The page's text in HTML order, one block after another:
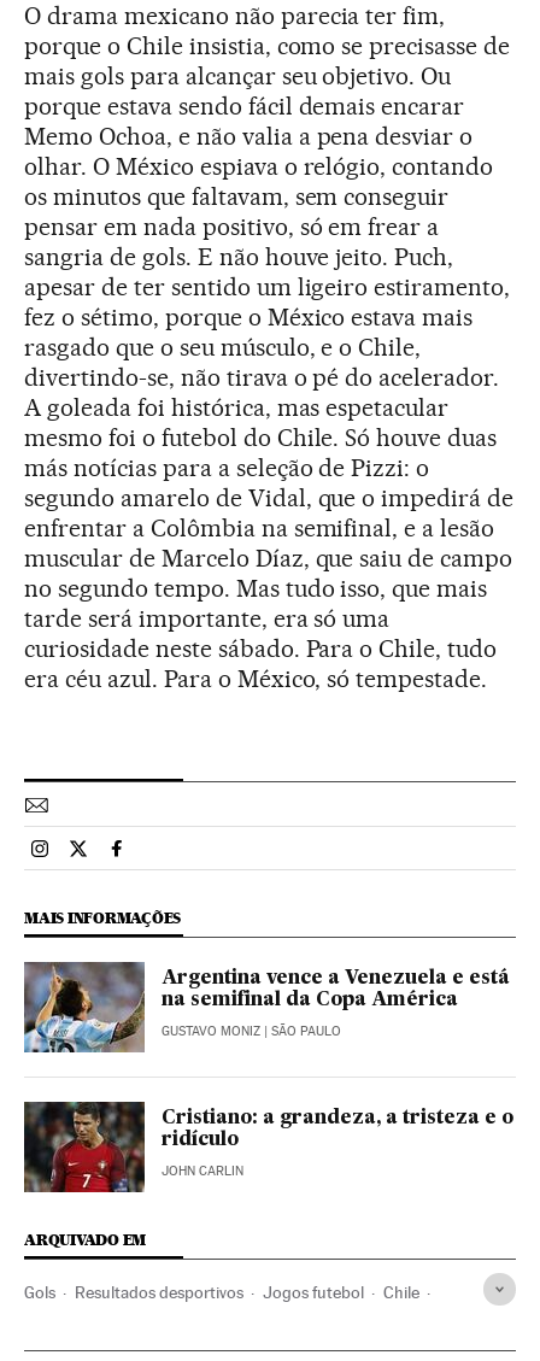
O drama mexicano não parecia ter fim,
porque o Chile insistia, como se precisasse de
mais gols para alcançar seu objetivo. Ou
porque estava sendo fácil demais encarar
Memo Ochoa, e não valia a pena desviar o
olhar. O México espiava o relógio, contando
os minutos que faltavam, sem conseguir
pensar em nada positivo, só em frear a
sangria de gols. E não houve jeito. Puch,
apesar de ter sentido um ligeiro estiramento,
fez o sétimo, porque o México estava mais
rasgado que o seu músculo, e o Chile,
divertindo-se, não tirava o pé do acelerador.
A goleada foi histórica, mas espetacular
mesmo foi o futebol do Chile. Só houve duas
más notícias para a seleção de Pizzi: o
segundo amarelo de Vidal, que o impedirá de
enfrentar a Colômbia na semifinal, e a lesão
muscular de Marcelo Díaz, que saiu de campo
no segundo tempo. Mas tudo isso, que mais
tarde será importante, era só uma
curiosidade neste sábado. Para o Chile, tudo
era céu azul. Para o México, só tempestade.
Esportes El País Brasil en Instagram
Esportes El País Brasil en Twitter
Esportes El País Brasil en Facebook
MAIS INFORMAÇÕES
Argentina vence a Venezuela e está
na semifinal da Copa América
GUSTAVO MONIZ | SÃO PAULO
Cristiano: a grandeza, a tristeza e o
ridículo
JOHN CARLIN
ARQUIVADO EM
Gols Resultados desportivos Jogos futebol Chile